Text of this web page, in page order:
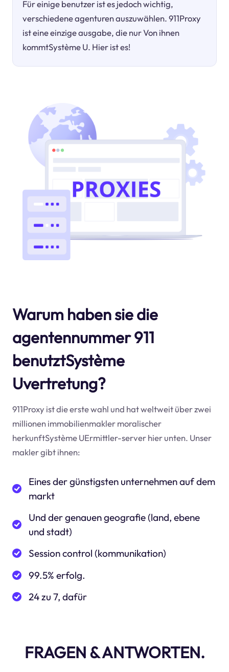
Für einige benutzer ist es jedoch wichtig,
verschiedene agenturen auszuwählen. 911Proxy
ist eine einzige ausgabe, die nur Von ihnen
kommtSystème U. Hier ist es!
Warum haben sie die
agentennummer 911
benutztSystème
Uvertretung?
911Proxy ist die erste wahl und hat weltweit über zwei
millionen immobilienmakler moralischer
herkunftSystème UErmittler-server hier unten. Unser
makler gibt ihnen:
Eines der günstigsten unternehmen auf dem
markt
Und der genauen geografie (land, ebene
und stadt)
Session control (kommunikation)
99.5% erfolg.
24 zu 7, dafür
FRAGEN & ANTWORTEN.